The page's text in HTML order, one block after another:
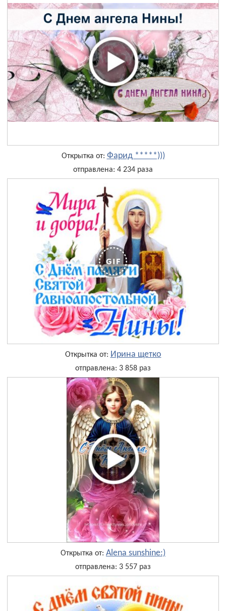
Открытка от: Фарид *****)))
отправлена: 4 234 раза
Открытка от: Ирина щетко
отправлена: 3 858 раз
Открытка от: Alena sunshine:)
отправлена: 3 557 раз